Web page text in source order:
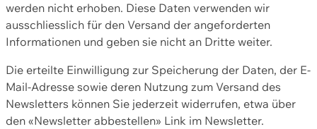
werden nicht erhoben. Diese Daten verwenden wir
ausschliesslich für den Versand der angeforderten
Informationen und geben sie nicht an Dritte weiter.
Die erteilte Einwilligung zur Speicherung der Daten, der E-
Mail-Adresse sowie deren Nutzung zum Versand des
Newsletters können Sie jederzeit widerrufen, etwa über
den «Newsletter abbestellen» Link im Newsletter.